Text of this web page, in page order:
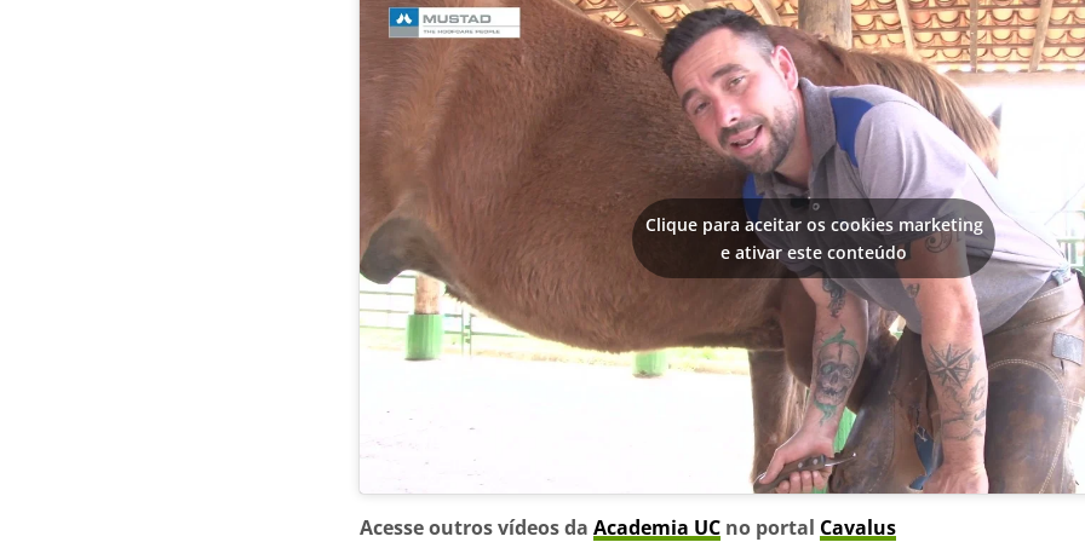
Clique para aceitar os cookies marketing
e ativar este conteúdo
Acesse outros vídeos da Academia UC no portal Cavalus